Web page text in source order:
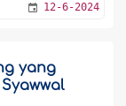
12-6-2024
yang